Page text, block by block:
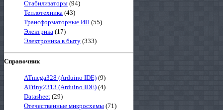
Стабилизаторы (94)
Теплотехника (43)
Трансформаторные ИП (55)
Электрика (17)
Электроника в быту (333)
Справочник
ATmega328 (Arduino IDE) (9)
ATtiny2313 (Arduino IDE) (4)
Datasheet (29)
Отечественные микросхемы (71)